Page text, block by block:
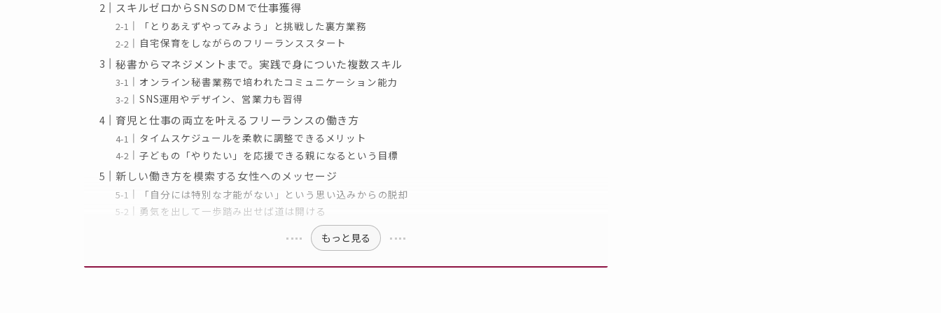
スキルゼロからSNSのDMで仕事獲得
「とりあえずやってみよう」と挑戦した裏方業務
自宅保育をしながらのフリーランススタート
秘書からマネジメントまで。実践で身についた複数スキル
オンライン秘書業務で培われたコミュニケーション能力
SNS運用やデザイン、営業力も習得
育児と仕事の両立を叶えるフリーランスの働き方
タイムスケジュールを柔軟に調整できるメリット
子どもの「やりたい」を応援できる親になるという目標
新しい働き方を模索する女性へのメッセージ
「自分には特別な才能がない」という思い込みからの脱却
勇気を出して一歩踏み出せば道は開ける
もっと見る